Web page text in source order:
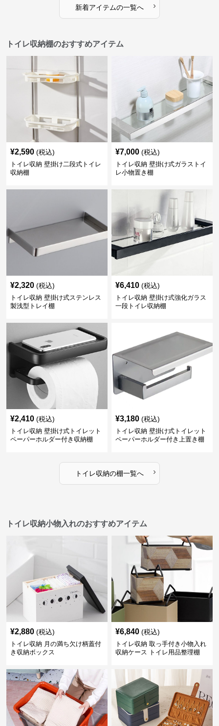
新着アイテムの一覧へ ›
トイレ収納棚のおすすめアイテム
¥2,590 (税込)
トイレ収納 壁掛け二段式トイレ
収納棚
¥7,000 (税込)
トイレ収納 壁掛け式ガラストイ
レ小物置き棚
¥2,320 (税込)
トイレ収納 壁掛け式ステンレス
製浅型トレイ棚
¥6,410 (税込)
トイレ収納 壁掛け式強化ガラス
一段トイレ収納棚
¥2,410 (税込)
トイレ収納 壁掛け式トイレット
ペーパーホルダー付き収納棚
¥3,180 (税込)
トイレ収納 壁掛け式トイレット
ペーパーホルダー付き上置き棚
トイレ収納の棚一覧へ ›
トイレ収納小物入れのおすすめアイテム
¥2,880 (税込)
トイレ収納 月の満ち欠け柄蓋付
き収納ボックス
¥6,840 (税込)
トイレ収納 取っ手付き小物入れ
収納ケース トイレ用品整理棚